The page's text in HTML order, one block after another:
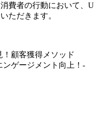
費者の行動において、
ただきます。
顧客獲得メソッド
ゲージメント向上！-